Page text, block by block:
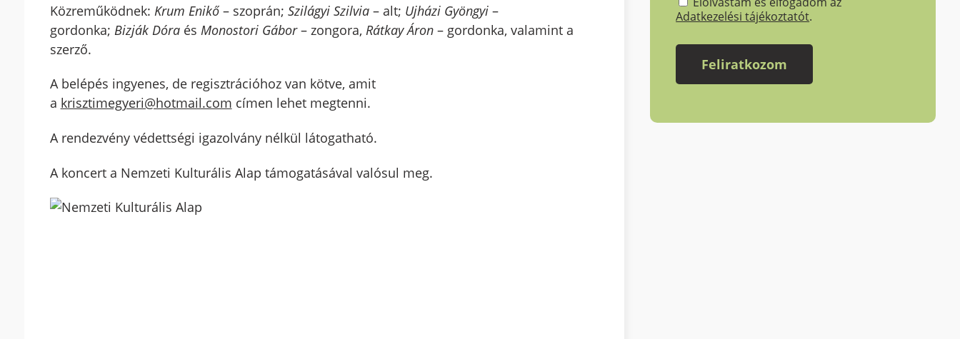
Közreműködnek: Krum Enikő– szoprán; Szilágyi Szilvia– alt; Ujházi Gyöngyi–
gordonka; Bizják Dóraés Monostori Gábor– zongora, Rátkay Áron– gordonka, valamint a
szerző.
A belépés ingyenes, de regisztrációhoz van kötve, amit
a krisztimegyeri@hotmail.com címen lehet megtenni.
A rendezvény védettségi igazolvány nélkül látogatható.
A koncert a Nemzeti Kulturális Alap támogatásával valósul meg.
Adatkezelési tájékoztatót.